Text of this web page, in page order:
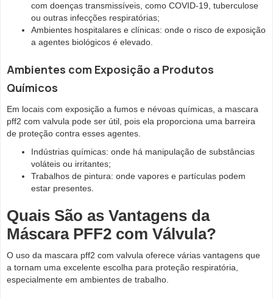
com doenças transmissíveis, como COVID-19, tuberculose
ou outras infecções respiratórias;
Ambientes hospitalares e clínicas: onde o risco de exposição
a agentes biológicos é elevado.
Ambientes com Exposição a Produtos
Químicos
Em locais com exposição a fumos e névoas químicas, a mascara
pff2 com valvula pode ser útil, pois ela proporciona uma barreira
de proteção contra esses agentes.
Indústrias químicas: onde há manipulação de substâncias
voláteis ou irritantes;
Trabalhos de pintura: onde vapores e partículas podem
estar presentes.
Quais São as Vantagens da
Máscara PFF2 com Válvula?
O uso da mascara pff2 com valvula oferece várias vantagens que
a tornam uma excelente escolha para proteção respiratória,
especialmente em ambientes de trabalho.